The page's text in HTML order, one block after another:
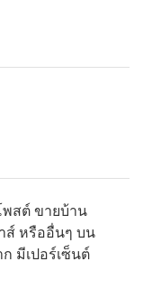
สต์ ขายบ้าน
ส์ หรืออื่นๆ บน
ก มีเปอร์เซ็นต์